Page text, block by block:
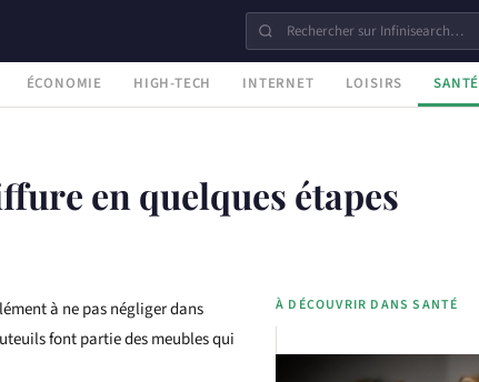
ÉCONOMIE HIGH-TECH INTERNET LOISIRS SANTÉ
en quelques étapes
à ne pas négliger dans
font partie des meubles qui
À DÉCOUVRIR DANS SANTÉ